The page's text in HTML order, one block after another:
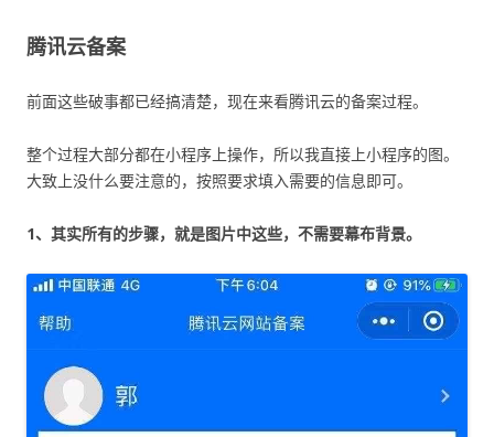
腾讯云备案
前面这些破事都已经搞清楚，现在来看腾讯云的备案过程。
整个过程大部分都在小程序上操作，所以我直接上小程序的图。
大致上没什么要注意的，按照要求填入需要的信息即可。
1、其实所有的步骤，就是图片中这些，不需要幕布背景。